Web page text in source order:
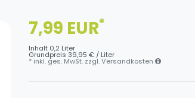
7,99 EUR*
Inhalt 0,2 Liter
Grundpreis 39,95 € / Liter
* inkl. ges. MwSt. zzgl.Versandkosten